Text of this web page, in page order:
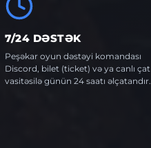
7/24 DƏSTƏK
Peşəkar oyun dəstəyi komandası
Discord, bilet (ticket) və ya canlı çat
vasitəsilə günün 24 saatı əlçatandır.